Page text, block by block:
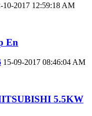
10-2017 12:59:18 AM
En
15-09-2017 08:46:04 AM
5.5KW